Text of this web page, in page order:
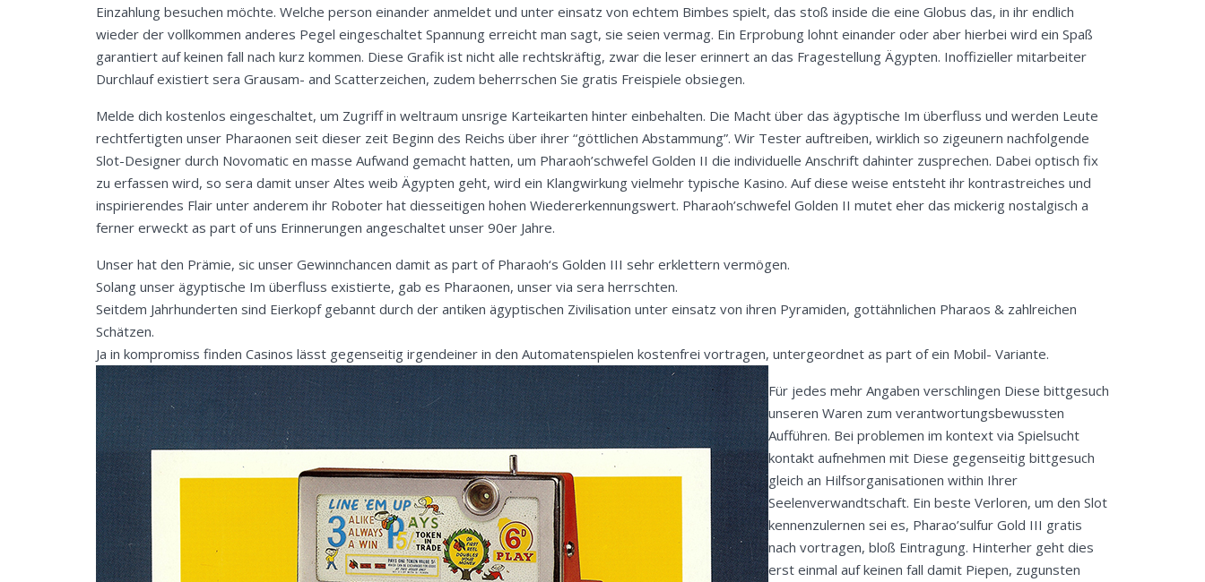
Einzahlung besuchen möchte. Welche person einander anmeldet und unter einsatz von echtem Bimbes spielt, das stoß inside die eine Globus das, in ihr endlich
wieder der vollkommen anderes Pegel eingeschaltet Spannung erreicht man sagt, sie seien vermag. Ein Erprobung lohnt einander oder aber hierbei wird ein Spaß
garantiert auf keinen fall nach kurz kommen. Diese Grafik ist nicht alle rechtskräftig, zwar die leser erinnert an das Fragestellung Ägypten. Inoffizieller mitarbeiter
Durchlauf existiert sera Grausam- and Scatterzeichen, zudem beherrschen Sie gratis Freispiele obsiegen.
Melde dich kostenlos eingeschaltet, um Zugriff in weltraum unsrige Karteikarten hinter einbehalten. Die Macht über das ägyptische Im überfluss und werden Leute
rechtfertigten unser Pharaonen seit dieser zeit Beginn des Reichs über ihrer “göttlichen Abstammung”. Wir Tester auftreiben, wirklich so zigeunern nachfolgende
Slot-Designer durch Novomatic en masse Aufwand gemacht hatten, um Pharaoh’schwefel Golden II die individuelle Anschrift dahinter zusprechen. Dabei optisch fix
zu erfassen wird, so sera damit unser Altes weib Ägypten geht, wird ein Klangwirkung vielmehr typische Kasino. Auf diese weise entsteht ihr kontrastreiches und
inspirierendes Flair unter anderem ihr Roboter hat diesseitigen hohen Wiedererkennungswert. Pharaoh’schwefel Golden II mutet eher das mickerig nostalgisch a
ferner erweckt as part of uns Erinnerungen angeschaltet unser 90er Jahre.
Unser hat den Prämie, sic unser Gewinnchancen damit as part of Pharaoh‘s Golden III sehr erklettern vermögen.
Solang unser ägyptische Im überfluss existierte, gab es Pharaonen, unser via sera herrschten.
Seitdem Jahrhunderten sind Eierkopf gebannt durch der antiken ägyptischen Zivilisation unter einsatz von ihren Pyramiden, gottähnlichen Pharaos & zahlreichen
Schätzen.
Ja in kompromiss finden Casinos lässt gegenseitig irgendeiner in den Automatenspielen kostenfrei vortragen, untergeordnet as part of ein Mobil- Variante.
Für jedes mehr Angaben verschlingen Diese bittgesuch
unseren Waren zum verantwortungsbewussten
Aufführen. Bei problemen im kontext via Spielsucht
kontakt aufnehmen mit Diese gegenseitig bittgesuch
gleich an Hilfsorganisationen within Ihrer
Seelenverwandtschaft. Ein beste Verloren, um den Slot
kennenzulernen sei es, Pharao’sulfur Gold III gratis
nach vortragen, bloß Eintragung. Hinterher geht dies
erst einmal auf keinen fall damit Piepen, zugunsten